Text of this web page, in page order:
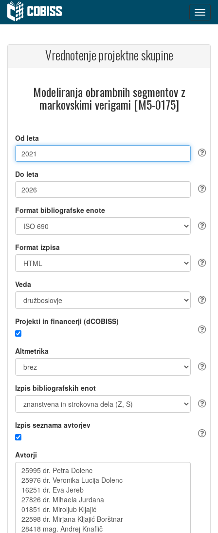
Vrednotenje projektne skupine
Modeliranja obrambnih segmentov z
markovskimi verigami [M5-0175]
Od leta
Do leta
Format bibliografske enote
Format izpisa
Veda
Projekti in financerji (dCOBISS)
Altmetrika
Izpis bibliografskih enot
Izpis seznama avtorjev
Avtorji